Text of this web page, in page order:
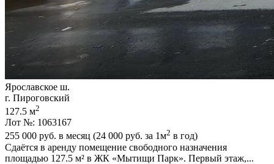
Ярославское ш.
г. Пироговский
127.5 м2
Лот №: 1063167
255 000 руб. в месяц (24 000 руб. за 1м2 в год)
Сдаётся в аренду помещение свободного назначения
площадью 127.5 м² в ЖК «Мытищи Парк». Первый этаж,­...